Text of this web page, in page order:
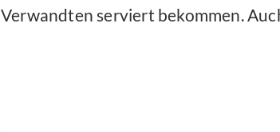
Verwandten serviert bekommen.